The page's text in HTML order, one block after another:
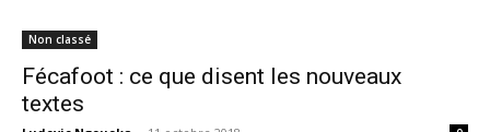
Non classé
Fécafoot : ce que disent les nouveaux
textes